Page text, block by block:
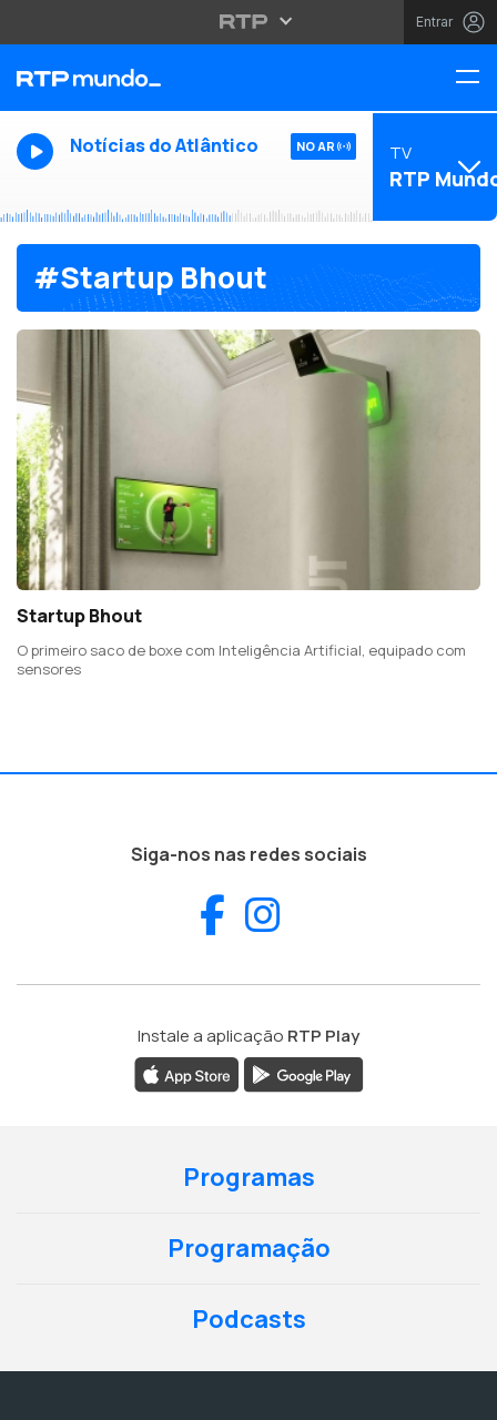
Entrar
Notícias do Atlântico NO AR TV
RTP
#Startup Bhout
Startup Bhout
O primeiro saco de boxe com Inteligência Artificial, equipado com
sensores
Siga-nos nas redes sociais
Facebook
Instale a aplicação RTP Play
Programas
Programação
Podcasts